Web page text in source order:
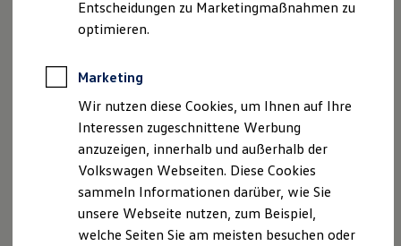
Economy Service
Räder & Reifen Service
Ersatzfahrzeuge
Software, Konnektivität & Apps
California App
VW Connect für Ihren ID. Buzz
VW Connect für Ihren Transporter/Caravelle
VW Connect für Ihren Amarok
VW Connect für andere Modelle
Connect Pro
Fleet Interface Data
Multistop Pathfinder
Übersicht Software Updates
Hilfreiches für Besitzer
Entscheidungen zu Marketingmaßnahmen zu
optimieren.
Marketing
Wir nutzen diese Cookies, um Ihnen auf Ihre
Interessen zugeschnittene Werbung
anzuzeigen, innerhalb und außerhalb der
Volkswagen Webseiten. Diese Cookies
sammeln Informationen darüber, wie Sie
unsere Webseite nutzen, zum Beispiel,
welche Seiten Sie am meisten besuchen oder